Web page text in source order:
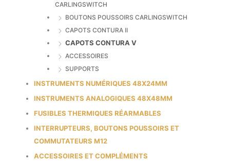
CARLINGSWITCH
BOUTONS POUSSOIRS CARLINGSWITCH
CAPOTS CONTURA II
CAPOTS CONTURA V
ACCESSOIRES
SUPPORTS
INSTRUMENTS NUMÉRIQUES 48X24MM
INSTRUMENTS ANALOGIQUES 48X48MM
FUSIBLES THERMIQUES RÉARMABLES
INTERRUPTEURS, BOUTONS POUSSOIRS ET
COMMUTATEURS M12
ACCESSOIRES ET COMPLÉMENTS